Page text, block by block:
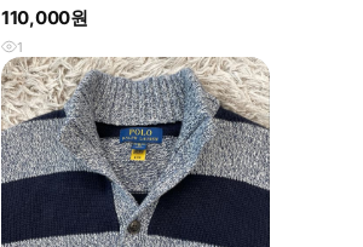
110,000원
1